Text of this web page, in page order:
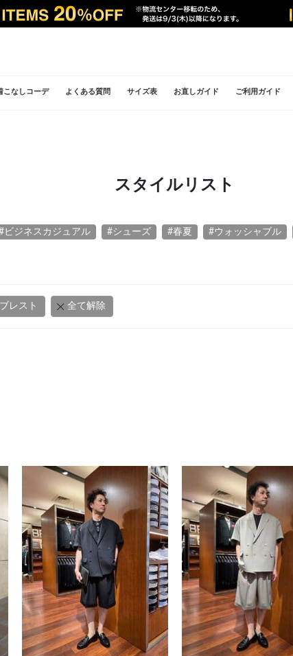
こなしコーデ よくある質問 サイズ表 お直しガイド ご利用ガイド
スタイルリスト
ビジネスカジュアル #シューズ #春夏 #ウォッシャブル
レスト 全て解除